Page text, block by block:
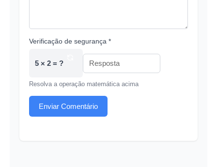
Verificação de segurança *
5 × 2 = ?
Resolva a operação matemática acima
Enviar Comentário